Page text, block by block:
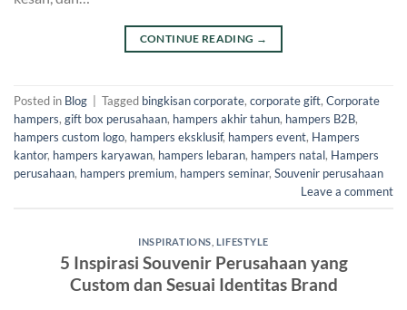
CONTINUE READING →
Posted in Blog Tagged bingkisan corporate, corporate gift, Corporate
hampers, gift box perusahaan, hampers akhir tahun, hampers B2B,
hampers custom logo, hampers eksklusif, hampers event, Hampers
kantor, hampers karyawan, hampers lebaran, hampers natal, Hampers
perusahaan, hampers premium, hampers seminar, Souvenir perusahaan
Leave a comment
INSPIRATIONS LIFESTYLE
5 Inspirasi Souvenir Perusahaan yang
Custom dan Sesuai Identitas Brand